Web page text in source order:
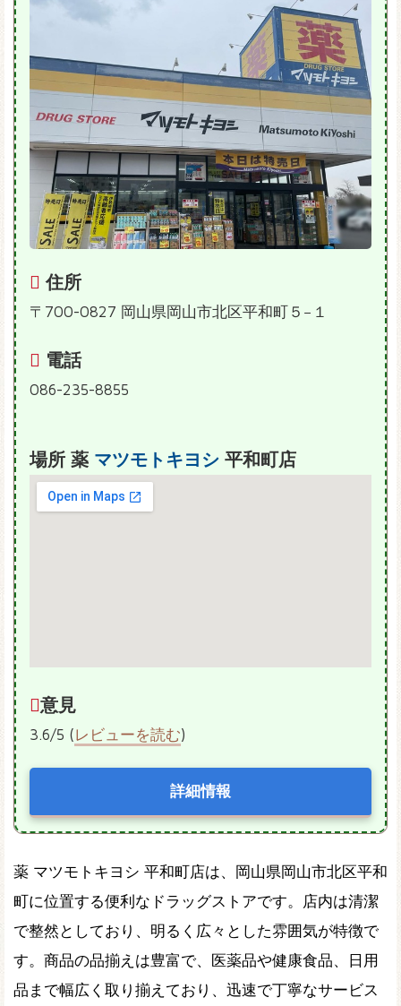
住所
〒700-0827 岡山県岡山市北区平和町５−１
電話
086-235-8855
場所 薬 マツモトキヨシ 平和町店
意見
3.6/5 (レビューを読む)
詳細情報
薬 マツモトキヨシ 平和町店は、岡山県岡山市北区平和
町に位置する便利なドラッグストアです。店内は清潔
で整然としており、明るく広々とした雰囲気が特徴で
す。商品の品揃えは豊富で、医薬品や健康食品、日用
品まで幅広く取り揃えており、迅速で丁寧なサービス